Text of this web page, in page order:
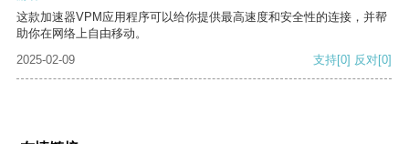
这款加速器VPM应用程序可以给你提供最高速度和安全性的连接，并帮
助你在网络上自由移动。
2025-02-09
支持[0] 反对[0]